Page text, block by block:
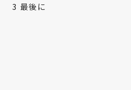
3 最後に